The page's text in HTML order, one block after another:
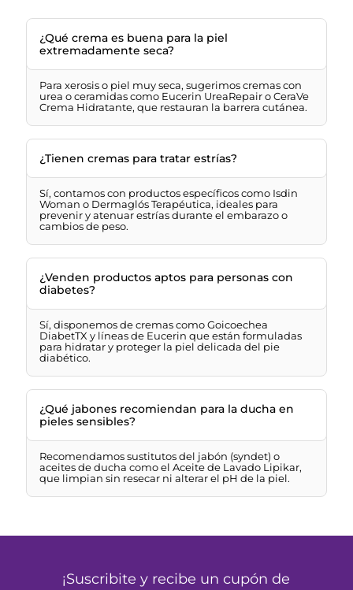
¿Qué crema es buena para la piel
extremadamente seca?
Para xerosis o piel muy seca, sugerimos cremas con
urea o ceramidas como Eucerin UreaRepair o CeraVe
Crema Hidratante, que restauran la barrera cutánea.
¿Tienen cremas para tratar estrías?
Sí, contamos con productos específicos como Isdin
Woman o Dermaglós Terapéutica, ideales para
prevenir y atenuar estrías durante el embarazo o
cambios de peso.
¿Venden productos aptos para personas con
diabetes?
Sí, disponemos de cremas como Goicoechea
DiabetTX y líneas de Eucerin que están formuladas
para hidratar y proteger la piel delicada del pie
diabético.
¿Qué jabones recomiendan para la ducha en
pieles sensibles?
Recomendamos sustitutos del jabón (syndet) o
aceites de ducha como el Aceite de Lavado Lipikar,
que limpian sin resecar ni alterar el pH de la piel.
¡Suscribite y recibe un cupón de